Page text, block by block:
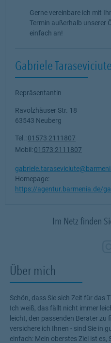
Über mich
Schön, dass Sie sich Zeit für das
Ich weiß, das fällt nicht immer
leicht, den passenden Berater zu
versichere ich Ihnen - sind Sie in
einfach: Mein oberstes Ziel ist es,
Gerne vereinbare ich mit
Termin außerhalb unserer
einfach an!
Gabriele Taraseviciute
Repräsentantin
Ravolzhäuser Str. 18
63543 Neuberg
Tel.: 01573 2111807
Mobil: 01573 2111807
Homepage:
https://agentur.barmenia.de/
Im Netz finden